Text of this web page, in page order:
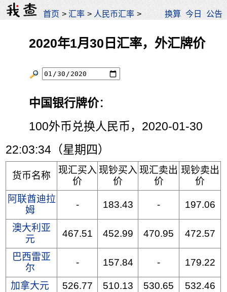
首页 >汇率 > 人民币汇率 > 换算 今日 公告
2020年1月30日汇率，外汇牌价
中国银行牌价：
100外币兑换人民币，2020-01-30
22:03:34（星期四）
货币名称
现汇买入
价
现钞买入
价
现汇卖出
价
现钞卖出
价
阿联酋迪拉
姆
- 183.43 - 197.06
澳大利亚
元
467.51 452.99 470.95 472.57
巴西雷亚
尔
- 157.84 - 179.22
加拿大元 526.77 510.13 530.65
532.46